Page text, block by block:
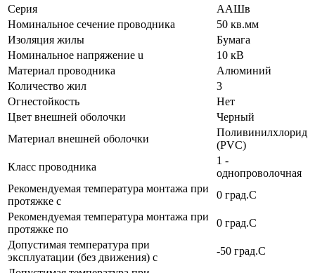
Серия
ААШв
Номинальное сечение проводника
50 кв.мм
Изоляция жилы
Бумага
Номинальное напряжение u
10 кВ
Материал проводника
Алюминий
Количество жил
3
Огнестойкость
Нет
Цвет внешней оболочки
Черный
Материал внешней оболочки
Поливинилхлорид
(PVC)
Класс проводника
1 -
однопроволочная
Рекомендуемая температура монтажа при
протяжке с
0 град.C
Рекомендуемая температура монтажа при
протяжке по
0 град.C
Допустимая температура при
эксплуатации (без движения) с
-50 град.C